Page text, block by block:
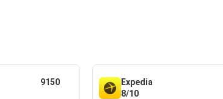
9150
Expedia
8/10